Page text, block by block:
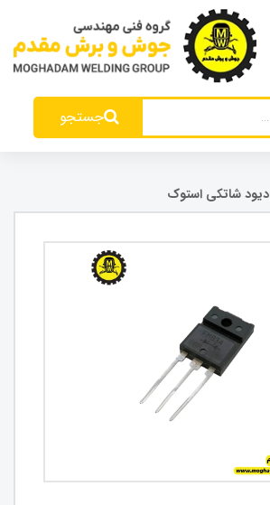
جستجو
دیود شاتکی استوک